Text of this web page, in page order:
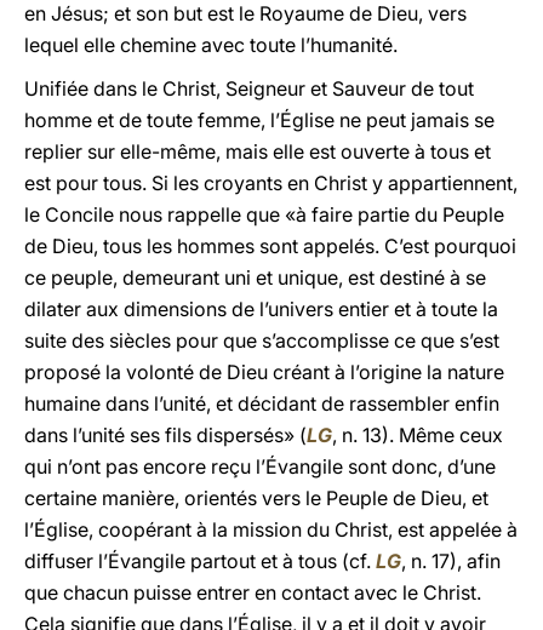
en Jésus; et son but est le Royaume de Dieu, vers
lequel elle chemine avec toute l’humanité.
Unifiée dans le Christ, Seigneur et Sauveur de tout
homme et de toute femme, l’Église ne peut jamais se
replier sur elle-même, mais elle est ouverte à tous et
est pour tous. Si les croyants en Christ y appartiennent,
le Concile nous rappelle que «à faire partie du Peuple
de Dieu, tous les hommes sont appelés. C’est pourquoi
ce peuple, demeurant uni et unique, est destiné à se
dilater aux dimensions de l’univers entier et à toute la
suite des siècles pour que s’accomplisse ce que s’est
proposé la volonté de Dieu créant à l’origine la nature
humaine dans l’unité, et décidant de rassembler enfin
dans l’unité ses fils dispersés» (LG, n. 13). Même ceux
qui n’ont pas encore reçu l’Évangile sont donc, d’une
certaine manière, orientés vers le Peuple de Dieu, et
l’Église, coopérant à la mission du Christ, est appelée à
diffuser l’Évangile partout et à tous (cf. LG, n. 17), afin
que chacun puisse entrer en contact avec le Christ.
Cela signifie que dans l’Église, il y a et il doit y avoir